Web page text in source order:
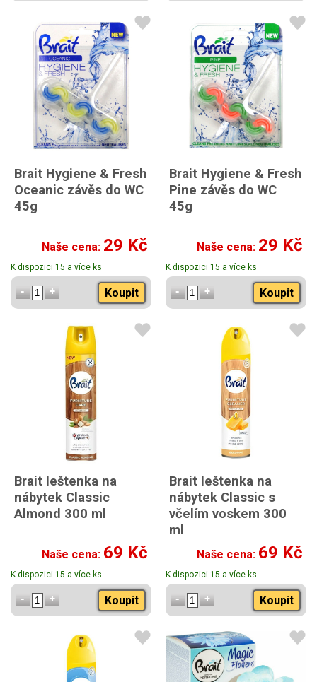
Brait Hygiene & Fresh
Oceanic závěs do WC
45g
Naše cena: 29 Kč
K dispozici 15 a více ks
Koupit
Brait Hygiene & Fresh
Pine závěs do WC
45g
Naše cena: 29 Kč
K dispozici 15 a více ks
Koupit
Brait leštenka na
nábytek Classic
Almond 300 ml
Naše cena: 69 Kč
K dispozici 15 a více ks
Koupit
Brait leštenka na
nábytek Classic s
včelím voskem 300
ml
Naše cena: 69 Kč
K dispozici 15 a více ks
Koupit